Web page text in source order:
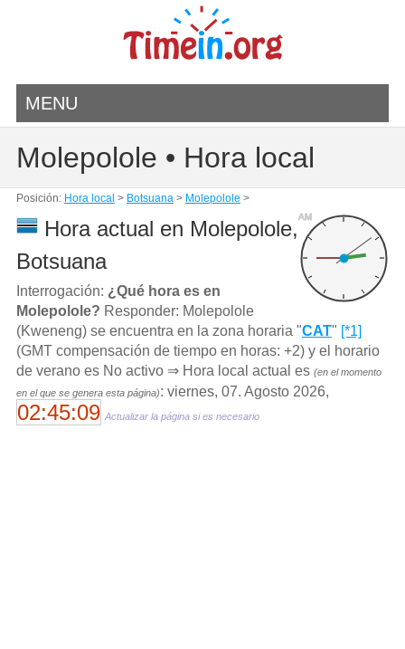
MENU
Molepolole • Hora local
Posición: Hora local > Botsuana> Molepolole >
AM
Hora actual en Molepolole,
Botsuana
Interrogación: ¿Qué hora es en
Molepolole? Responder: Molepolole
(Kweneng) se encuentra en la zona horaria "CAT" [*1]
(GMT compensación de tiempo en horas: +2) y el horario
de verano es No activo ⇒ Hora local actual es (en el momento
en el que se genera esta página): viernes, 07. Agosto 2026,
02:45:09 Actualizar la página si es necesario